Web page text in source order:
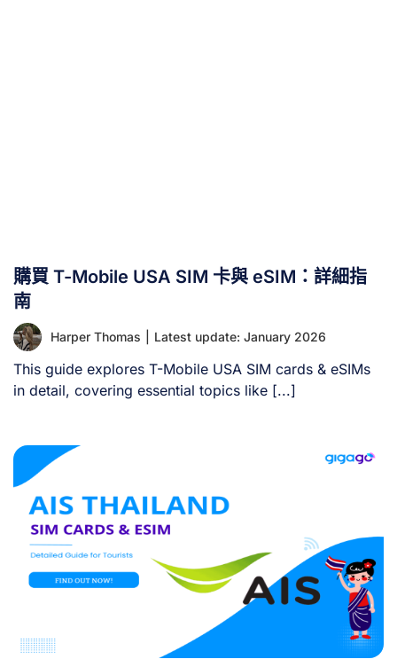
購買 T-Mobile USA SIM 卡與 eSIM：詳細指
南
Harper Thomas Latest update: January 2026
This guide explores T-Mobile USA SIM cards & eSIMs
in detail, covering essential topics like [...]